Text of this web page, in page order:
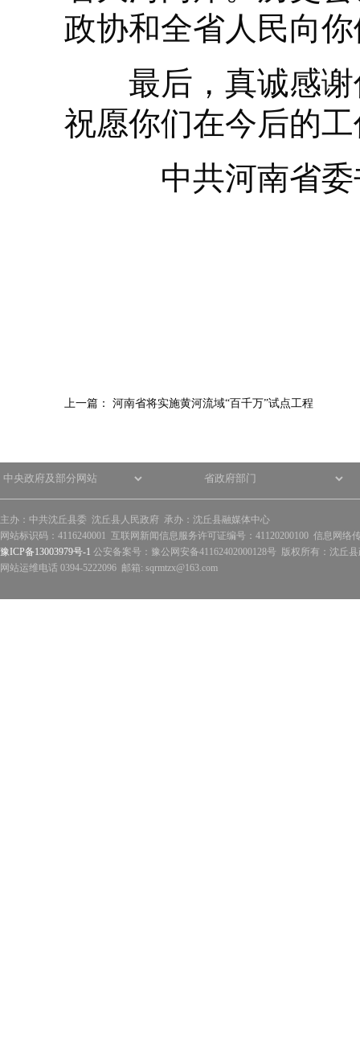
政协和全省人民向
最后，真诚感谢
祝愿你们在今后的
中共河南省委
上一篇： 河南省将实施黄河流域“百千万”试点工程
主办：中共沈丘县委 沈丘县人民政府 承办：沈丘县融媒体中心
网站标识码：4116240001 互联网新闻信息服务许可证编号：41120200100 信息网络
豫ICP备13003979号-1 公安备案号：豫公网安备41162402000128号 版权所有：沈丘
网站运维电话 0394-5222096 邮箱: sqrmtzx@163.com